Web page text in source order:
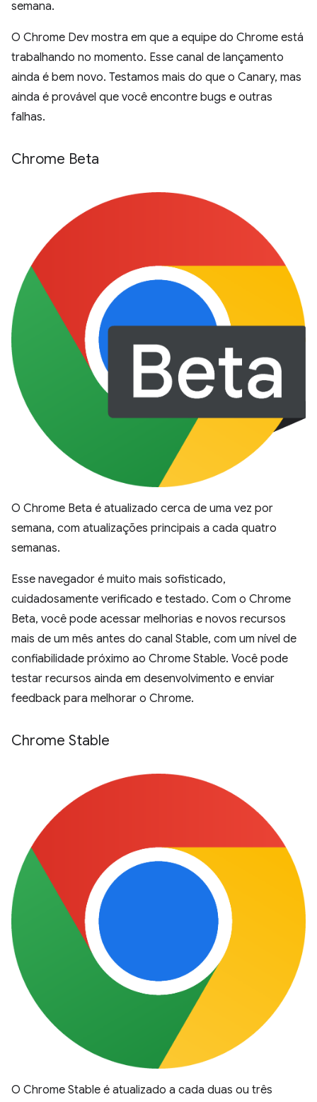
semana.
O Chrome Dev mostra em que a equipe do Chrome está
trabalhando no momento. Esse canal de lançamento
ainda é bem novo. Testamos mais do que o Canary, mas
ainda é provável que você encontre bugs e outras
falhas.
Chrome Beta
O Chrome Beta é atualizado cerca de uma vez por
semana, com atualizações principais a cada quatro
semanas.
Esse navegador é muito mais sofisticado,
cuidadosamente verificado e testado. Com o Chrome
Beta, você pode acessar melhorias e novos recursos
mais de um mês antes do canal Stable, com um nível de
confiabilidade próximo ao Chrome Stable. Você pode
testar recursos ainda em desenvolvimento e enviar
feedback para melhorar o Chrome.
Chrome Stable
O Chrome Stable é atualizado a cada duas ou três